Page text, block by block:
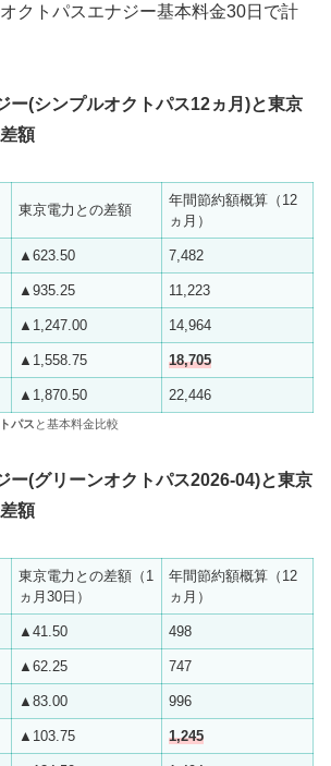
クトパスエナジー基本料金30日で計
ー(シンプルオクトパス12ヵ月)と東京
額
東京電力との差額
年間節約額概算（12
ヵ月）
▲623.50 7,482
▲935.25 11,223
▲1,247.00 14,964
▲1,558.75 18,705
▲1,870.50 22,446
パス と基本料金比較
ー(グリーンオクトパス2026-04)と東京
額
東京電力との差額（1
ヵ月30日）
年間節約額概算（12
ヵ月）
▲41.50 498
▲62.25 747
▲83.00 996
▲103.75 1,245